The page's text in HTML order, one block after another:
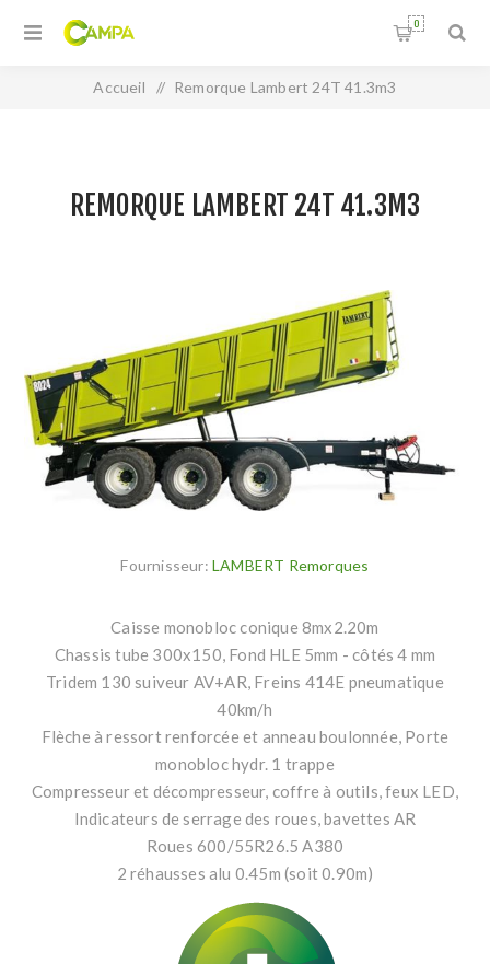
0
Accueil / Remorque Lambert 24T 41.3m3
REMORQUE LAMBERT 24T 41.3M3
Fournisseur: LAMBERT Remorques
Caisse monobloc conique 8mx2.20m
Chassis tube 300x150, Fond HLE 5mm - côtés 4 mm
Tridem 130 suiveur AV+AR, Freins 414E pneumatique
40km/h
Flèche à ressort renforcée et anneau boulonnée, Porte
monobloc hydr. 1 trappe
Compresseur et décompresseur, coffre à outils, feux LED,
Indicateurs de serrage des roues, bavettes AR
Roues 600/55R26.5 A380
2 réhausses alu 0.45m (soit 0.90m)